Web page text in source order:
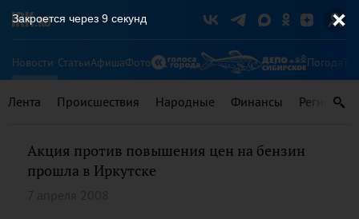
Новости СтатьиАфишаФото Погода
Лента Происшествия Народные Финансы Регионы
Акция против повышения цен на бензин
прошла в Иркутске
Закроется через 9 секунд